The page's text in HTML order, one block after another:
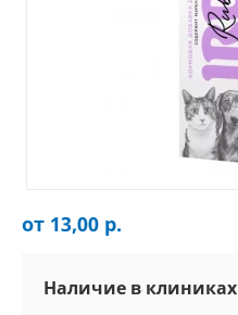
от 13,00 р.
Наличие в клиниках